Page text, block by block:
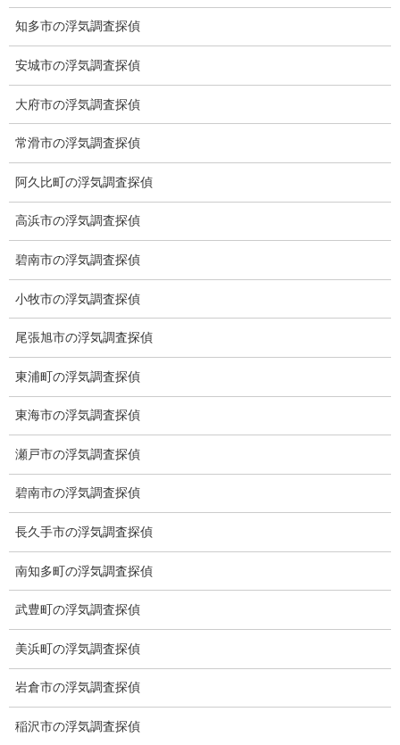
次の記事
2025-06-28
総合探偵社ミライリサーチ
愛知県名古屋市中区栄3-7ｰ4
愛知県名古屋市中区新栄2丁目41-11
ベストビル6B
子供のお迎え、パート、お仕事の都合などで、お時間のない方、
愛知県内でご面談場所のご要望がございましたら、お申し付けく
ださい。
知多市の浮気調査探偵
安城市の浮気調査探偵
大府市の浮気調査探偵
常滑市の浮気調査探偵
阿久比町の浮気調査探偵
高浜市の浮気調査探偵
碧南市の浮気調査探偵
小牧市の浮気調査探偵
尾張旭市の浮気調査探偵
東浦町の浮気調査探偵
東海市の浮気調査探偵
瀬戸市の浮気調査探偵
碧南市の浮気調査探偵
長久手市の浮気調査探偵
南知多町の浮気調査探偵
武豊町の浮気調査探偵
美浜町の浮気調査探偵
岩倉市の浮気調査探偵
稲沢市の浮気調査探偵